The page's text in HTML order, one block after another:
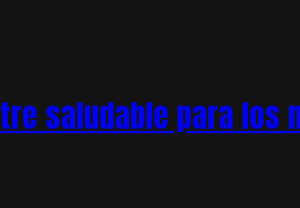
saludable para los